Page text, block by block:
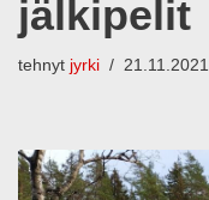
jälkipelit
tehnyt jyrki 21.11.2021